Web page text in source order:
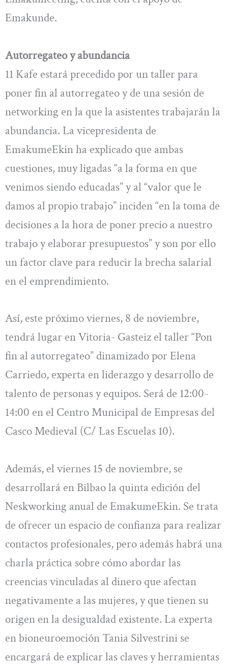
Emakunde.
Autorregateo y abundancia
11 Kafe estará precedido por un taller para
poner fin al autorregateo y de una sesión de
networking en la que la asistentes trabajarán la
abundancia. La vicepresidenta de
EmakumeEkin ha explicado que ambas
cuestiones, muy ligadas “a la forma en que
venimos siendo educadas” y al “valor que le
damos al propio trabajo” inciden “en la toma de
decisiones a la hora de poner precio a nuestro
trabajo y elaborar presupuestos” y son por ello
un factor clave para reducir la brecha salarial
en el emprendimiento.
Así, este próximo viernes, 8 de noviembre,
tendrá lugar en Vitoria- Gasteiz el taller “Pon
fin al autorregateo” dinamizado por Elena
Carriedo, experta en liderazgo y desarrollo de
talento de personas y equipos. Será de 12:00-
14:00 en el Centro Municipal de Empresas del
Casco Medieval (C/ Las Escuelas 10).
Además, el viernes 15 de noviembre, se
desarrollará en Bilbao la quinta edición del
Neskworking anual de EmakumeEkin. Se trata
de ofrecer un espacio de confianza para realizar
contactos profesionales, pero además habrá una
charla práctica sobre cómo abordar las
creencias vinculadas al dinero que afectan
negativamente a las mujeres, y que tienen su
origen en la desigualdad existente. La experta
en bioneuroemoción Tania Silvestrini se
encargará de explicar las claves y herramientas